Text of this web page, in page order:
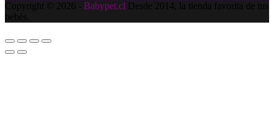
Copyright © 2026 - Babypet.cl Desde 2014, la tienda favorita de tus
bebés.